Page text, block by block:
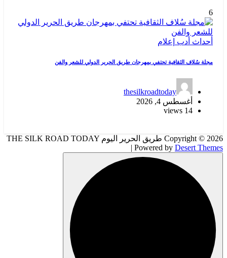
6
أحداث أدب إعلام
مجلة سُلاف الثقافية تحتفي بمهرجان طريق الحرير الدولي للشعر والفن
thesilkroadtoday
أغسطس 4, 2026
14 views
Copyright © 2026 طريق الحرير اليوم THE SILK ROAD TODAY
| Powered by Desert Themes